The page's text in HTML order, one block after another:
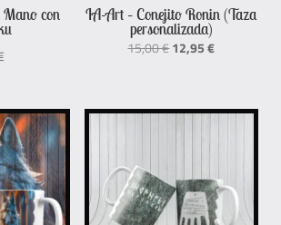
con IA-Art – Conejito Ronin (Taza
personalizada)
15,00€El
era:
12,95€El
es: